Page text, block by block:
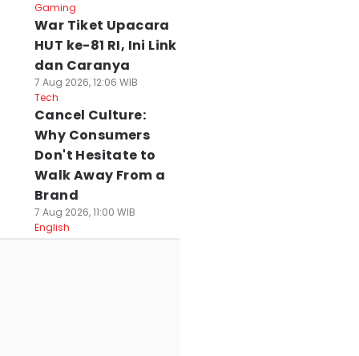
Gaming
War Tiket Upacara
HUT ke-81 RI, Ini Link
dan Caranya
7 Aug 2026, 12:06 WIB
Tech
Cancel Culture:
Why Consumers
Don't Hesitate to
Walk Away From a
Brand
7 Aug 2026, 11:00 WIB
English